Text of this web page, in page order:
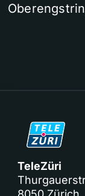
TeleZüri